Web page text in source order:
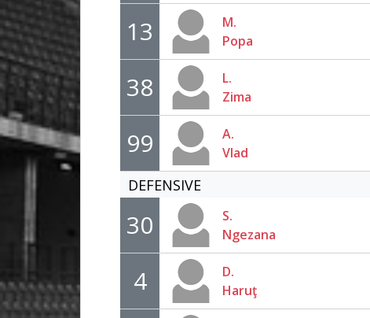
13
M.
Popa
38
L.
Zima
99
A.
Vlad
DEFENSIVE
30
S.
Ngezana
4
D.
Haruţ